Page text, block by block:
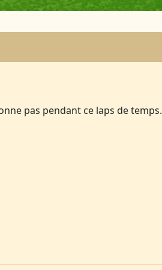
pas pendant ce laps de temps.